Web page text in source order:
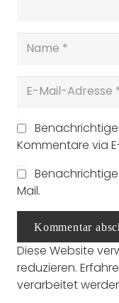
Kommentare via
Mail.
Kommentar
Diese Website
reduzieren.
verarbeitet